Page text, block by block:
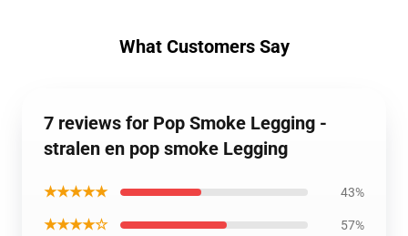
What Customers Say
7 reviews for Pop Smoke Legging -
stralen en pop smoke Legging
★★★★★ 43%
★★★★☆ 57%